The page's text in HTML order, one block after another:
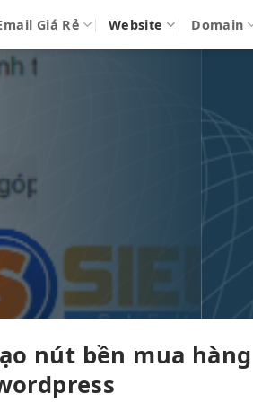
Giá Rẻ Website Domain
nút bền mua hàng